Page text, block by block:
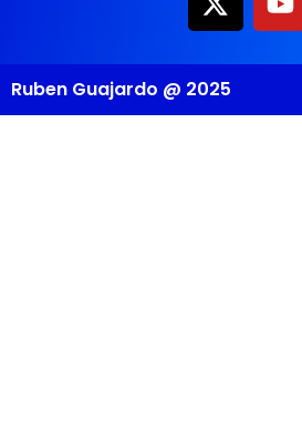
Ruben Guajardo @ 2025